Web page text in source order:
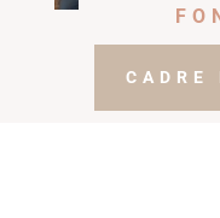
CADRE